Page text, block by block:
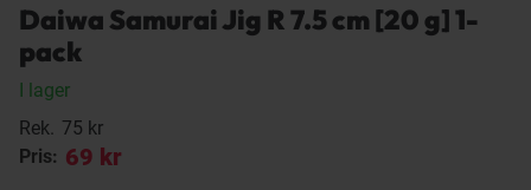
Daiwa Samurai Jig R 7.5 cm [20 g] 1-
pack
I lager
Rek. 75 kr
Pris: 69 kr